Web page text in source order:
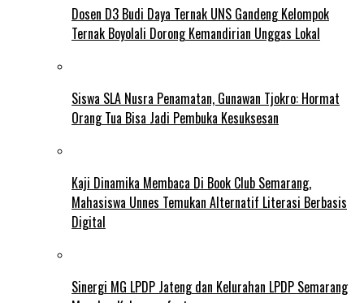
Dosen D3 Budi Daya Ternak UNS Gandeng Kelompok
Ternak Boyolali Dorong Kemandirian Unggas Lokal
Siswa SLA Nusra Penamatan, Gunawan Tjokro: Hormat
Orang Tua Bisa Jadi Pembuka Kesuksesan
Kaji Dinamika Membaca Di Book Club Semarang,
Mahasiswa Unnes Temukan Alternatif Literasi Berbasis
Digital
Sinergi MG LPDP Jateng dan Kelurahan LPDP Semarang